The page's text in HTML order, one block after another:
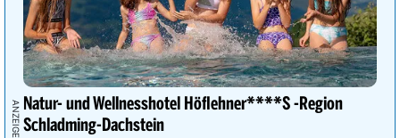
Natur- und Wellnesshotel Höflehner****S -Region
Schladming-Dachstein